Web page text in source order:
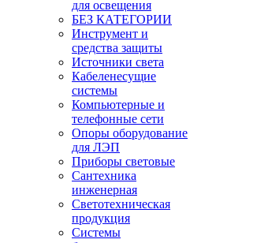
для освещения
БЕЗ КАТЕГОРИИ
Инструмент и
средства защиты
Источники света
Кабеленесущие
системы
Компьютерные и
телефонные сети
Опоры оборудование
для ЛЭП
Приборы световые
Сантехника
инженерная
Светотехническая
продукция
Системы